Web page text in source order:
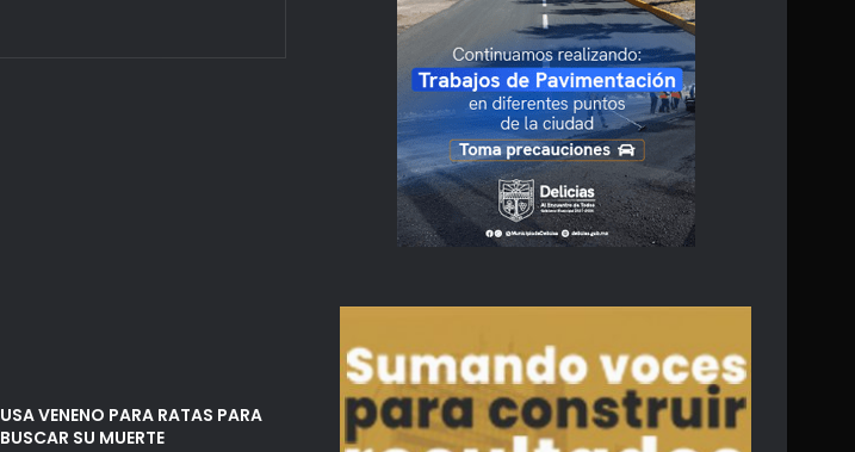
USA VENENO PARA RATAS PARA
BUSCAR SU MUERTE